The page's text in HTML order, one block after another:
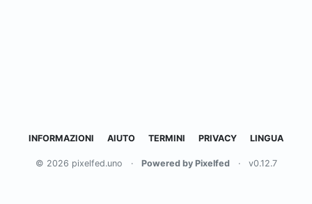
INFORMAZIONI AIUTO TERMINI PRIVACY LINGUA
© 2026 pixelfed.uno · Powered by Pixelfed · v0.12.7